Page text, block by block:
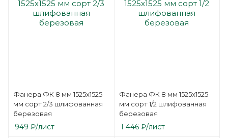
Фанера ФК 8 мм 1525х1525
мм сорт 2/3 шлифованная
березовая
949 ₽/лист
Фанера ФК 8 мм 1525х1525
мм сорт 1/2 шлифованная
березовая
1 446₽/лист